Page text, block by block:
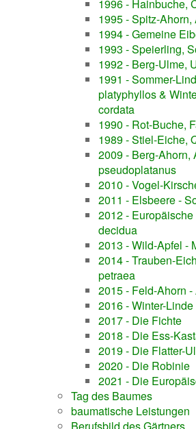
1996 - Hainbuche,
1995 - Spitz-
1994 - Gemeine
1993 - Speierling,
1992 - Berg-Ulme,
1991 - Sommer-
platyphyllos &
cordata
1990 - Rot-Buche,
1989 - Stiel-Eiche,
2009 - Berg-Ahorn,
pseudoplatanus
2010 - Vogel-
2011 - Elsbeere -
2012 -
decidua
2013 - Wild-Apfel -
2014 - Trauben-
petraea
2015 - Feld-Ahorn
2016 - Winter-Linde
2017 - Die Fichte
2018 - Die Ess-
2019 - Die Flatter-
2020 - Die Robinie
2021 - Die
Tag des Baumes
baumatische Leistungen
Berufsbild des Gärtners